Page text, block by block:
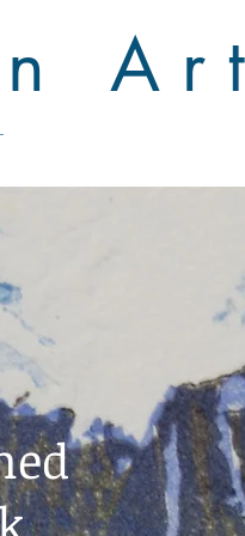
n A r t